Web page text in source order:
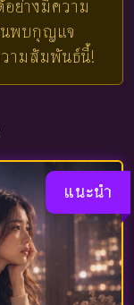
ย่างมีความ
นพบกุญแจ
ามสัมพันธ์นี้!
แนะนำ